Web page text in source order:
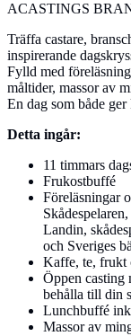
ACASTINGS
Träffa castare,
inspirerande
Fylld med
måltider, massor av
En dag som både
Detta ingår:
11 timmars
Frukostbuffé
Föreläsningar
Landin,
och Sveriges
Kaffe, te, frukt
Öppen casting
behålla till din
Lunchbuffé
Massor av